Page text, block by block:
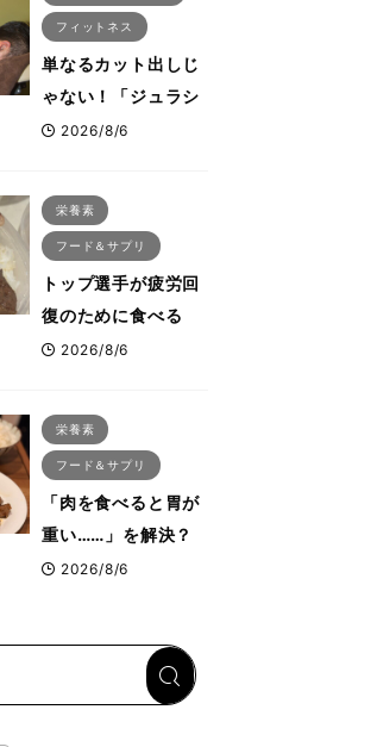
フィットネス
単なるカット出しじ
ゃない！「ジュラシ
ック筋膜リリース」
ットした納得の理
由 木澤大祐が解説
2026/8/6
栄養素
フード＆サプリ
トップ選手が疲労回
復のために食べる
「リカバリー飯」と
た鶏レバー活用法
2026/8/6
栄養素
フード＆サプリ
「肉を食べると胃が
重い……」を解決？
トップボディビルダ
2026/8/6